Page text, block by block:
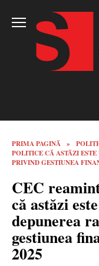
PRIMA PAGINĂ »
POLITICE CĂ ASTĂZI
PRIVIND GESTIUNEA
CEC
că astăzi
depunerea
gestiunea
2025